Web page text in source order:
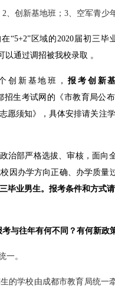
2、创新基地班； 3、空军青少
“5+2”区域的2020届初三
以通过调招被我校录取 。
创新基地班， 报考创新
招生考试网的《市教育局公
愿须知》，具体安排请关注
治部严格选拔、审核，面向
因办学方向正确、办学质量
毕业男生。报考条件和方
与往年有何不同？有何新政
一。
的学校由成都市教育局统一